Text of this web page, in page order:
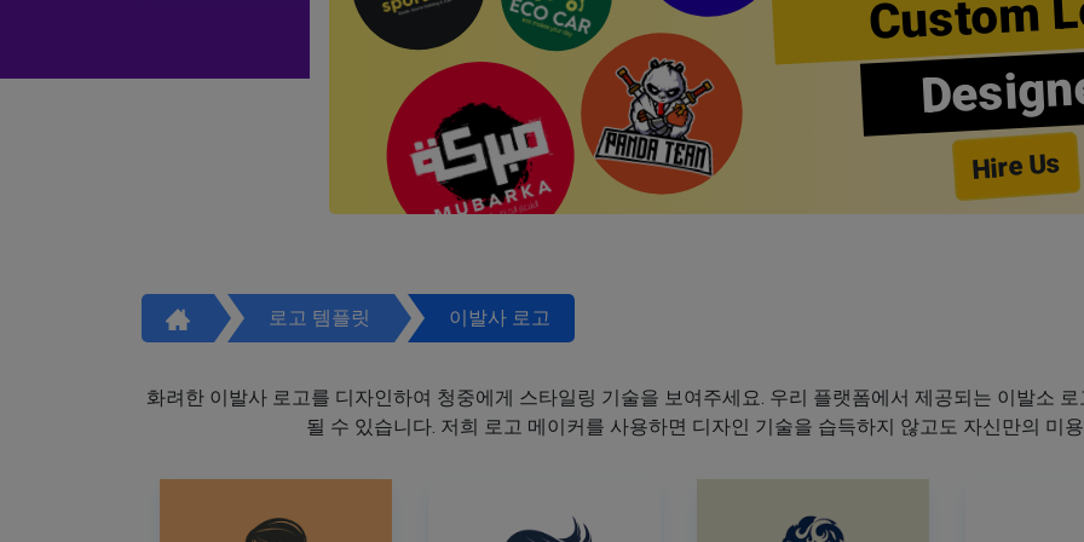
Custom
Hire Us
로고 템플릿 이발사 로고
화려한 이발사 로고를 디자인하여 청중에게 스타일링 기술을 보여주세요. 우리 플랫폼에서 제공되는 이발소
될 수 있습니다. 저희 로고 메이커를 사용하면 디자인 기술을 습득하지 않고도 자신만의 미